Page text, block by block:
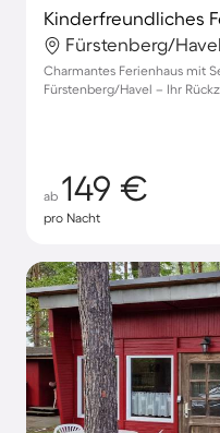
Fürstenberg/
Charmantes Ferienhaus mit
Fürstenberg/Havel – Ihr
ab 149 €
pro Nacht